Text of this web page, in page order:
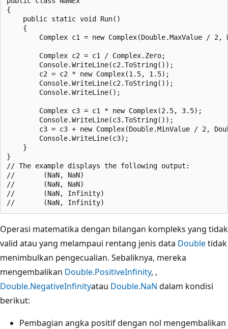
{
    public static void Run()
    {
Complex c1 = new Complex(Double.MaxValue / 2,
        Complex c2 = c1 / Complex.Zero;
        Console.WriteLine(c2.ToString());
        c2 = c2 * new Complex(1.5, 1.5);
        Console.WriteLine(c2.ToString());
        Console.WriteLine();
        Complex c3 = c1 * new Complex(2.5, 3.5);
        Console.WriteLine(c3.ToString());
c3 = c3 + new Complex(Double.MinValue / 2,
        Console.WriteLine(c3);
    }
}
// The example displays the following output:
//       (NaN, NaN)
//       (NaN, NaN)
//       (NaN, Infinity)
Operasi matematika dengan bilangan kompleks yang tidak
valid atau yang melampaui rentang jenis data Doubletidak
menimbulkan pengecualian. Sebaliknya, mereka
mengembalikan Double.PositiveInfinity, ,
Double.NegativeInfinityatau Double.NaN dalam kondisi
berikut:
Pembagian angka positif dengan nol mengembalikan